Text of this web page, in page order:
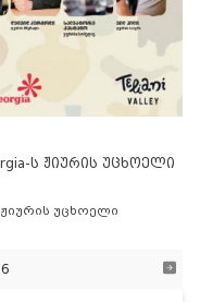
ს ჟიურის უცხოელი
ს ჟიურის უცხოელი